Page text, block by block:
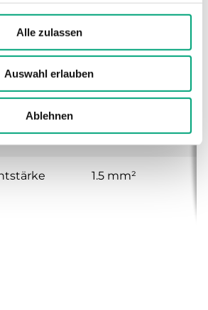
Alle zulassen
Auswahl erlauben
Ablehnen
Gase
M16x1,5, M20x1,5
Schraubklemme
1.5 mm²